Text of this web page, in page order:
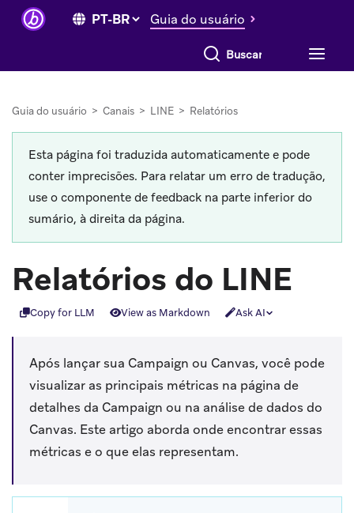
Guia do usuário
Buscar tudo
Guia do usuário > Canais > LINE > Relatórios
Esta página foi traduzida automaticamente e pode
conter imprecisões. Para relatar um erro de tradução,
use o componente de feedback na parte inferior do
sumário, à direita da página.
Relatórios do LINE
Copy for LLM View as Markdown Ask AI
Após lançar sua Campaign ou Canvas, você pode
visualizar as principais métricas na página de
detalhes da Campaign ou na análise de dados do
Canvas. Este artigo aborda onde encontrar essas
métricas e o que elas representam.